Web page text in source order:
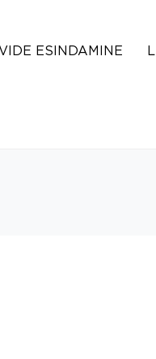
ESINDAMINE